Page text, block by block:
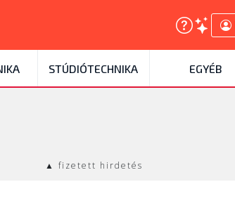
STÚDIÓTECHNIKA EGYÉB
▲ fizetett hirdetés